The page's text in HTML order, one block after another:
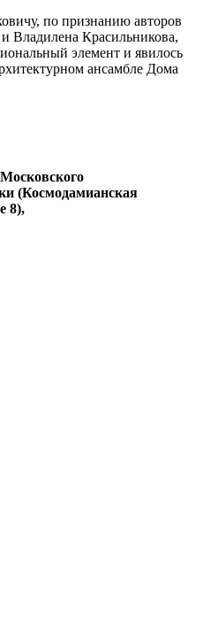
по признанию авторов
Владилена Красильникова,
элемент и явилось
ансамбле Дома
(Космодамианская
8),